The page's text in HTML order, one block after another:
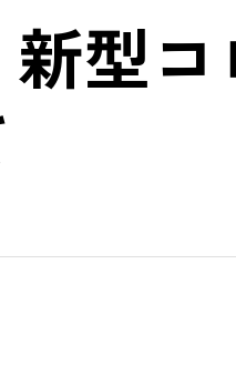
型コ